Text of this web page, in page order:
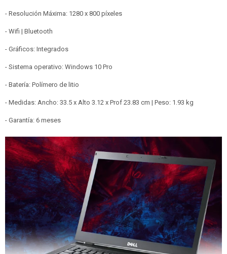
- Resolución Máxima: 1280 x 800 píxeles
- Wifi | Bluetooth
- Gráficos: Integrados
- Sistema operativo: Windows 10 Pro
- Batería: Polímero de litio
- Medidas: Ancho: 33.5 x Alto 3.12 x Prof 23.83 cm | Peso: 1.93 kg
- Garantía: 6 meses